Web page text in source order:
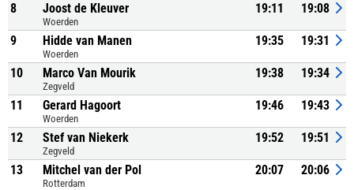
8 Joost de Kleuver
Woerden
19:11 19:08
9 Hidde van Manen
Woerden
19:35 19:31
10 Marco Van Mourik
Zegveld
19:38 19:34
11 Gerard Hagoort
Woerden
19:46 19:43
12 Stef van Niekerk
Zegveld
19:52 19:51
13 Mitchel van der Pol
Rotterdam
20:07 20:06